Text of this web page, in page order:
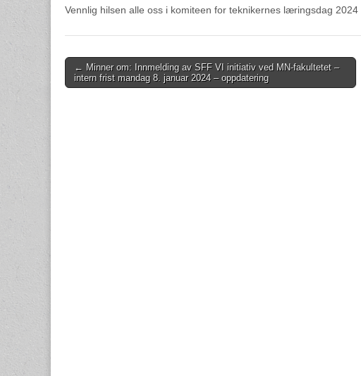
Vennlig hilsen alle oss i komiteen for teknikernes læringsdag 2024
Post
navigation
← Minner om: Innmelding av SFF VI initiativ ved MN-fakultetet –
intern frist mandag 8. januar 2024 – oppdatering